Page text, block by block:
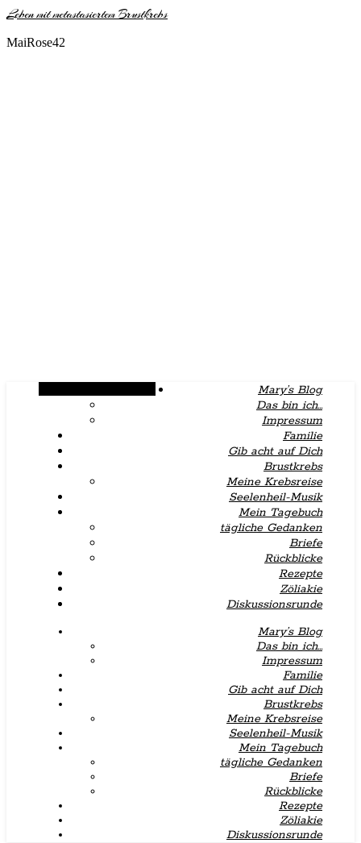
Leben mit metastasiertem Brustkrebs
MaiRose42
Mary’s Blog
Das bin ich…
Impressum
Familie
Gib acht auf Dich
Brustkrebs
Meine Krebsreise
Seelenheil-Musik
Mein Tagebuch
tägliche Gedanken
Briefe
Rückblicke
Rezepte
Zöliakie
Diskussionsrunde
Mary’s Blog
Das bin ich…
Impressum
Familie
Gib acht auf Dich
Brustkrebs
Meine Krebsreise
Seelenheil-Musik
Mein Tagebuch
tägliche Gedanken
Briefe
Rückblicke
Rezepte
Zöliakie
Diskussionsrunde